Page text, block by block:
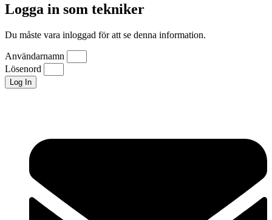
Logga in som tekniker
Du måste vara inloggad för att se denna information.
Användarnamn
Lösenord
Log In